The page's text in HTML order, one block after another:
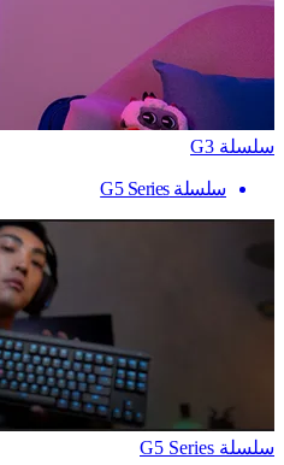
سلسلة G3
سلسلة G5 Series
سلسلة G5 Series